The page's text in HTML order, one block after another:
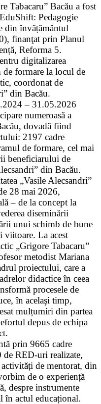
Tabacaru” Bacău a fost
Pedagogie
din învățământul
finanţat prin Planul
Reforma 5.
digitalizarea
formare la locul de
coordonat de
din Bacău.
– 31.05.2026
numeroasă a
dovadă fiind
2197 cadre
de formare, cel mai
beneficiarului de
din Bacău.
„Vasile Alecsandri”
28 mai 2026,
– de la concept la
diseminării
unui schimb de bune
viitoare. La acest
„Grigore Tabacaru”
metodist Mariana
proiectului, care a
didactice în ceea
procesele de
în acelaşi timp,
mulțumiri din partea
depus de echipa
prin 9665 cadre
de RED-uri realizate,
de mentorat, din
de o experiență
despre instrumente
în actul educațional.